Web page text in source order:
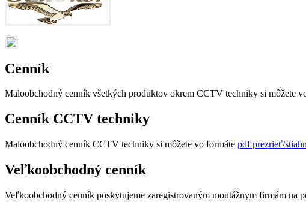
Cenník
Maloobchodný cenník všetkých produktov okrem CCTV techniky si môžete
Cenník CCTV techniky
Maloobchodný cenník CCTV techniky si môžete vo formáte pdf prezrieť/
Veľkoobchodný cenník
Veľkoobchodný cenník poskytujeme zaregistrovaným montážnym firmám na